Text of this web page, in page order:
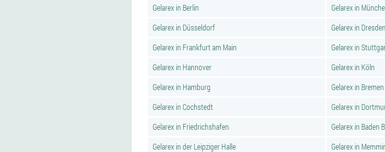
Gelarex in Berlin
Gelarex in
Gelarex in Düsseldorf
Gelarex in Dresden
Gelarex in Frankfurt am Main
Gelarex in
Gelarex in Hannover
Gelarex in Köln
Gelarex in Hamburg
Gelarex in Bremen
Gelarex in Cochstedt
Gelarex in
Gelarex in Friedrichshafen
Gelarex in Baden
Gelarex in der Leipziger Halle
Gelarex in